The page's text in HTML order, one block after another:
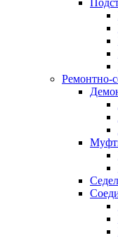
Ремонтно-